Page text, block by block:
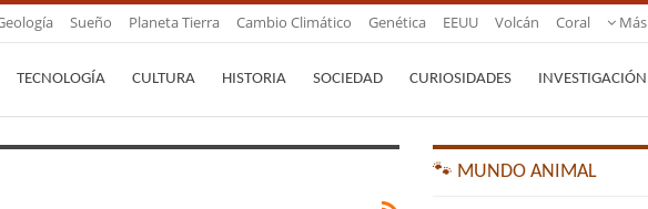
Sueño Planeta Tierra Cambio Climático Genética EEUU Volcán Coral Más
TECNOLOGÍA CULTURA HISTORIA SOCIEDAD CURIOSIDADES INVESTIGACIÓN
🐾 MUNDO ANIMAL